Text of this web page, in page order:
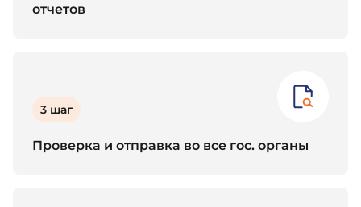
отчетов
3 шаг
Проверка и отправка во все гос. органы